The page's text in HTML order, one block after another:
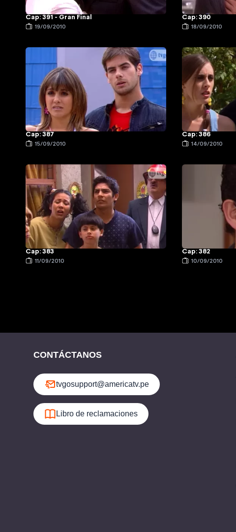
Cap: 391 - Gran Final
19/09/2010
Cap: 390
18/09/2010
Cap: 387
15/09/2010
Cap: 386
14/09/2010
Cap: 383
11/09/2010
Cap: 382
10/09/2010
CONTÁCTANOS
tvgosupport@americatv.pe
Libro de reclamaciones